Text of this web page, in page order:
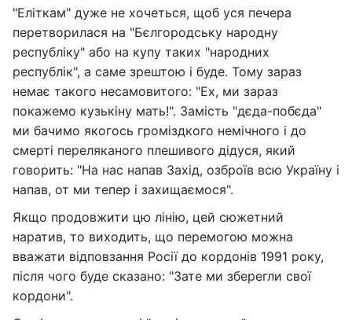
"Еліткам" дуже не хочеться, щоб уся печера
перетворилася на "Бєлгородську народну
республіку" або на купу таких "народних
республік", а саме зрештою і буде. Тому зараз
немає такого несамовитого: "Ех, ми зараз
покажемо кузькіну мать!". Замість "дєда-побєда"
ми бачимо якогось громіздкого немічного і до
смерті переляканого плешивого дідуся, який
говорить: "На нас напав Захід, озброїв всю Україну і
напав, от ми тепер і захищаємося".
Якщо продовжити цю лінію, цей сюжетний
наратив, то виходить, що перемогою можна
вважати відповзання Росії до кордонів 1991 року,
після чого буде сказано: "Зате ми зберегли свої
кордони".